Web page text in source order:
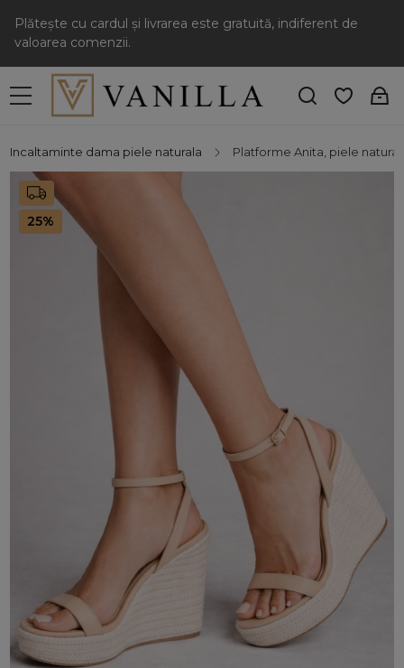
Plătește cu cardul și livrarea este gratuită, indiferent de
valoarea comenzii.
Incaltaminte dama piele naturala Platforme Anita, piele
25%